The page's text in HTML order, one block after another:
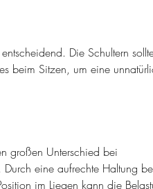
Die Schultern
beim Sitzen, um eine
großen Unterschied bei
Durch eine aufrechte Haltung
im Liegen kann die